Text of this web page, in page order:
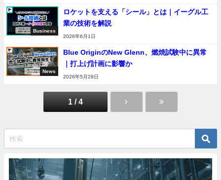
Business
ロケットを支える「シール」とは｜イーグル工
業の技術を解説
2026年6月1日
News
Blue OriginのNew Glenn、燃焼試験中に異常
｜打上げ計画に影響か
2026年5月29日
1 / 4